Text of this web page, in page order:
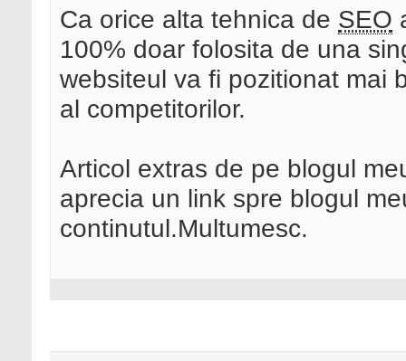
Ca orice alta tehnica de SEO
100% doar folosita de una
websiteul va fi pozitionat mai
al competitorilor.
Articol extras de pe blogul
aprecia un link spre blogul
continutul.Multumesc.